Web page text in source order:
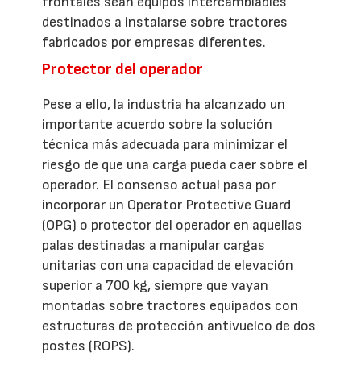
destinados a instalarse sobre tractores
fabricados por empresas diferentes.
Protector del operador
Pese a ello, la industria ha alcanzado un
importante acuerdo sobre la solución
técnica más adecuada para minimizar el
riesgo de que una carga pueda caer sobre el
operador. El consenso actual pasa por
incorporar un Operator Protective Guard
(OPG) o protector del operador en aquellas
palas destinadas a manipular cargas
unitarias con una capacidad de elevación
superior a 700 kg, siempre que vayan
montadas sobre tractores equipados con
estructuras de protección antivuelco de dos
postes (ROPS).